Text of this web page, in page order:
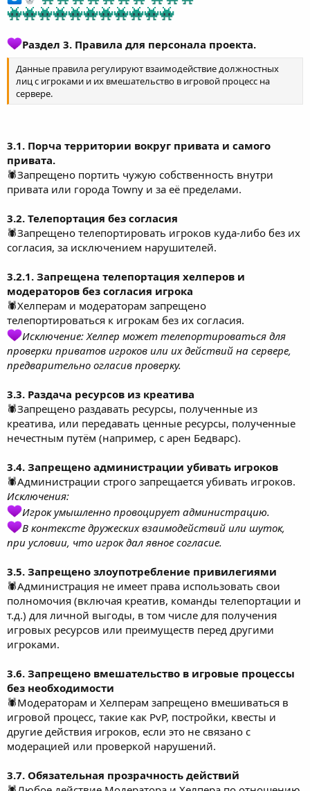
Раздел 3. Правила для персонала проекта.
Данные правила регулируют взаимодействие должностных
лиц с игроками и их вмешательство в игровой процесс на
сервере.
3.1. Порча территории вокруг привата и самого
привата.
🕷Запрещено портить чужую собственность внутри
привата или города Towny и за её пределами.
3.2. Телепортация без согласия
🕷Запрещено телепортировать игроков куда-либо без их
согласия, за исключением нарушителей.
3.2.1. Запрещена телепортация хелперов и
модераторов без согласия игрока
🕷Хелперам и модераторам запрещено
телепортироваться к игрокам без их согласия.
Исключение: Хелпер может телепортироваться для
проверки приватов игроков или их действий на сервере,
предварительно огласив проверку.
3.3. Раздача ресурсов из креатива
🕷Запрещено раздавать ресурсы, полученные из
креатива, или передавать ценные ресурсы, полученные
нечестным путём (например, с арен Бедварс).
3.4. Запрещено администрации убивать игроков
🕷Администрации строго запрещается убивать игроков.
Исключения:
Игрок умышленно провоцирует администрацию.
В контексте дружеских взаимодействий или шуток,
при условии, что игрок дал явное согласие.
3.5. Запрещено злоупотребление привилегиями
🕷Администрация не имеет права использовать свои
полномочия (включая креатив, команды телепортации и
т.д.) для личной выгоды, в том числе для получения
игровых ресурсов или преимуществ перед другими
игроками.
3.6. Запрещено вмешательство в игровые процессы
без необходимости
🕷Модераторам и Хелперам запрещено вмешиваться в
игровой процесс, такие как PvP, постройки, квесты и
другие действия игроков, если это не связано с
модерацией или проверкой нарушений.
3.7. Обязательная прозрачность действий